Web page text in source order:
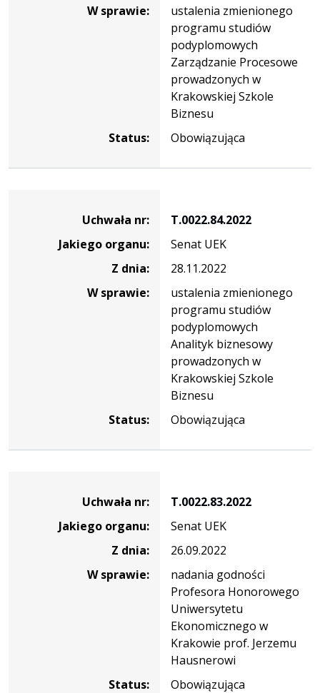
W sprawie:
ustalenia zmienionego
programu studiów
podyplomowych
Zarządzanie Procesowe
prowadzonych w
Krakowskiej Szkole
Biznesu
Status:
Obowiązująca
T.0022.84.2022
Uchwała nr:
T.0022.84.2022
Jakiego organu:
Senat UEK
Z dnia:
28.11.2022
W sprawie:
ustalenia zmienionego
programu studiów
podyplomowych
Analityk biznesowy
prowadzonych w
Krakowskiej Szkole
Biznesu
Status:
Obowiązująca
T.0022.83.2022
Uchwała nr:
T.0022.83.2022
Jakiego organu:
Senat UEK
Z dnia:
26.09.2022
W sprawie:
nadania godności
Profesora Honorowego
Uniwersytetu
Ekonomicznego w
Krakowie prof. Jerzemu
Hausnerowi
Status:
Obowiązująca